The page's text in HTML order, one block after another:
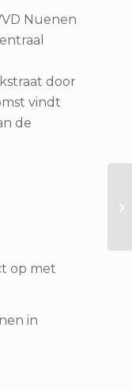
Nuenen
door
vindt
de
op met
in